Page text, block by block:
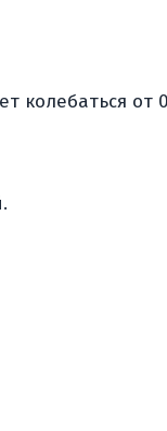
колебаться от